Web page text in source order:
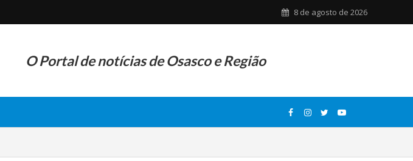
8 de agosto de 2026
O Portal de notícias de Osasco e Região